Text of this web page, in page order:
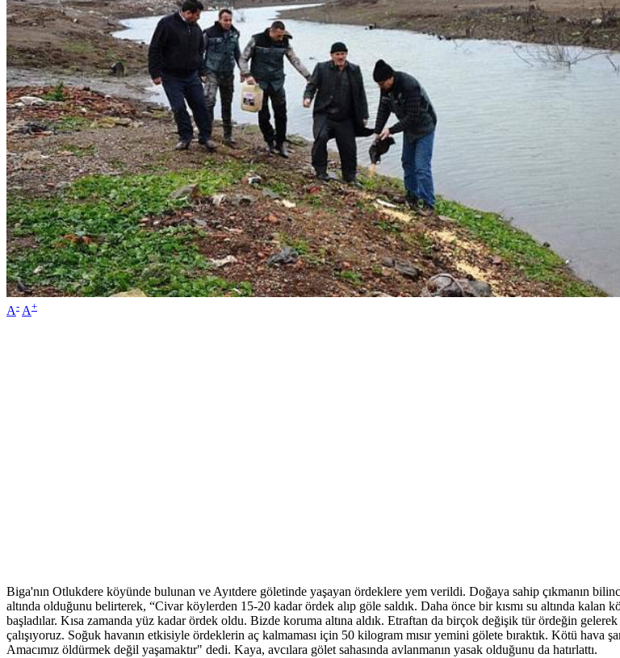
A- A+
Biga'nın Otlukdere köyünde bulunan ve Ayıtdere göletinde yaşayan ördeklere yem verildi. Doğaya sahip çıkmanın
altında olduğunu belirterek, “Civar köylerden 15-20 kadar ördek alıp göle saldık. Daha önce bir kısmı su altında kalan
başladılar. Kısa zamanda yüz kadar ördek oldu. Bizde koruma altına aldık. Etraftan da birçok değişik tür ördeğin
çalışıyoruz. Soğuk havanın etkisiyle ördeklerin aç kalmaması için 50 kilogram mısır yemini gölete bıraktık. Kötü hava
Amacımız öldürmek değil yaşamaktır" dedi. Kaya, avcılara gölet sahasında avlanmanın yasak olduğunu da hatırlattı.